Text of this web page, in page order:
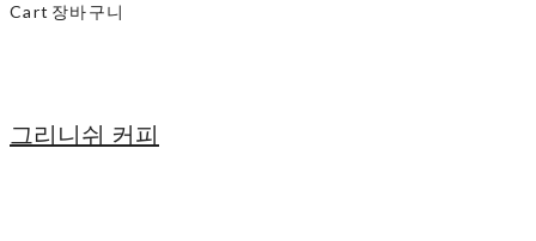
Cart 장바구니
그리니쉬 커피